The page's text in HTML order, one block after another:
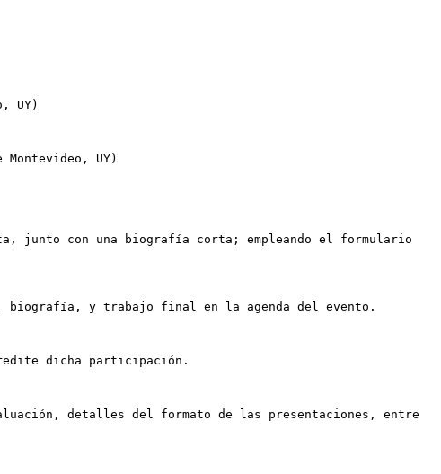
UY)
UY)
junto con una biografía corta; empleando el formulario
biografía, y trabajo final en la agenda del evento.
dicha participación.
detalles del formato de las presentaciones, entre